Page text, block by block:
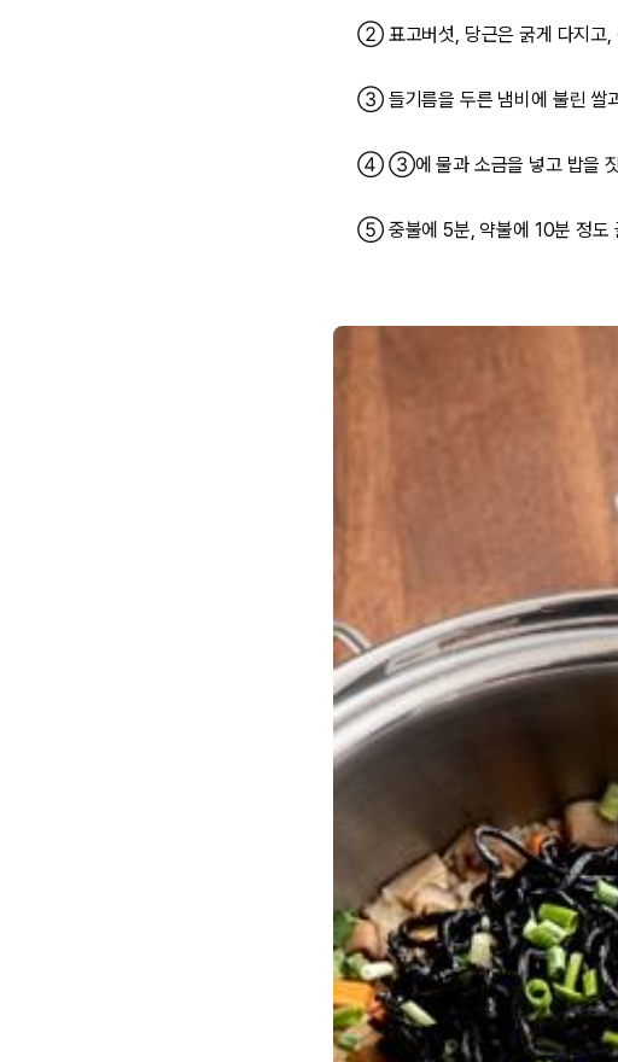
② 표고버섯, 당근은 굵게 다지고,
③ 들기름을 두른 냄비에 불린 쌀
④ ③에 물과 소금을 넣고 밥을
⑤ 중불에 5분, 약불에 10분 정도